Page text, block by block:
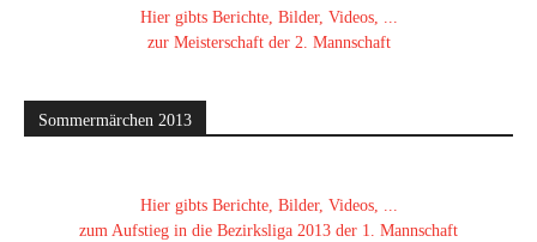
Hier gibts Berichte, Bilder, Videos, ...
zur Meisterschaft der 2. Mannschaft
Sommermärchen 2013
Hier gibts Berichte, Bilder, Videos, ...
zum Aufstieg in die Bezirksliga 2013 der 1. Mannschaft